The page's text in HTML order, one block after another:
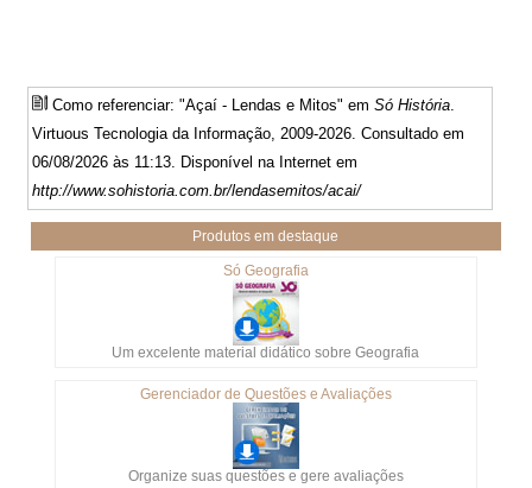
Como referenciar: "Açaí - Lendas e Mitos" emSó História.
Virtuous Tecnologia da Informação, 2009-2026. Consultado em
06/08/2026 às 11:13. Disponível na Internet em
http://www.sohistoria.com.br/lendasemitos/acai/
Produtos em destaque
Só Geografia
Um excelente material didático sobre Geografia
Gerenciador de Questões e Avaliações
Organize suas questões e gere avaliações